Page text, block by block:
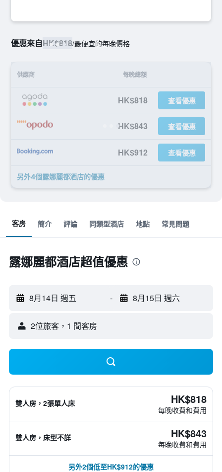
優惠來自HK$818/最便宜的每晚價格
供應商 每晚總額
HK$818 查看優惠
HK$843 查看優惠
HK$912 查看優惠
另外4個露娜麗都酒店​的優惠
客房 簡介 評論 同類型酒店 地點 常見問題
露娜麗都酒店超值優惠
8月14日 週五 - 8月15日 週六
2位旅客，1 間客房
雙人房，2張單人床 HK$818
每晚收費和費用
雙人房，床型不詳 HK$843
每晚收費和費用
另外2個低至HK$912的優惠